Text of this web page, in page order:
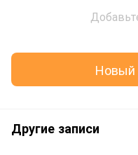
Новый
Другие записи